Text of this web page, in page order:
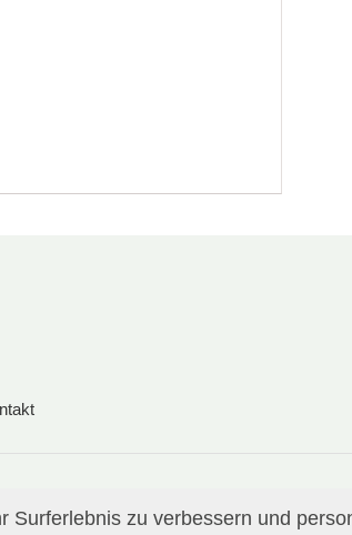
zu verbessern und